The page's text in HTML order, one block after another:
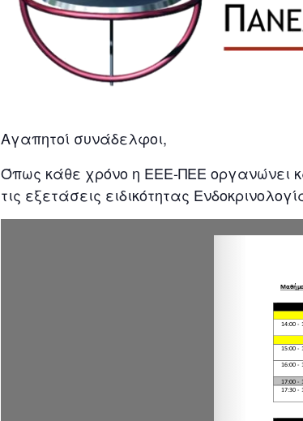
Αγαπητοί συνάδελφοι,
Όπως κάθε χρόνο η ΕΕΕ-ΠΕΕ οργανώνει
τις εξετάσεις ειδικότητας